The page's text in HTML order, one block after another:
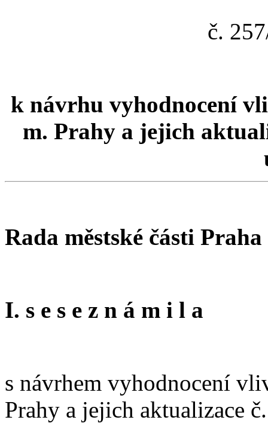
č.
k návrhu vyhodnocení
m. Prahy a jejich
Rada městské části Praha
I. s e s e z n á m i l a
s návrhem vyhodnocení
Prahy a jejich aktualizace